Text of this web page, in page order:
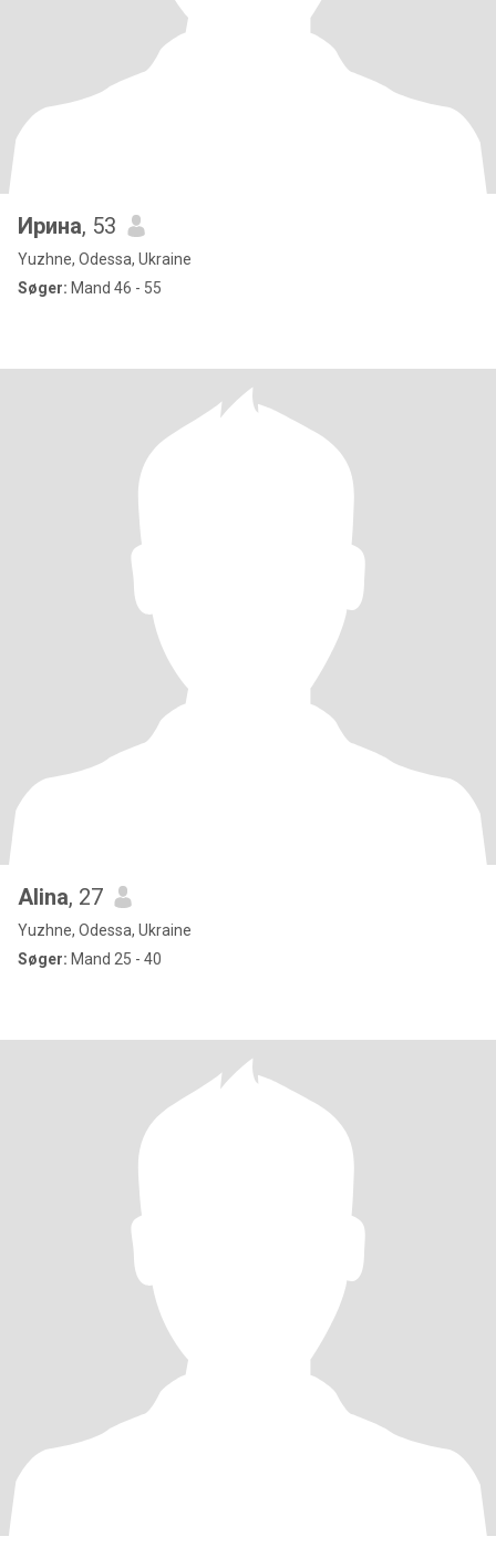
Ирина, 53
Yuzhne, Odessa, Ukraine
Søger: Mand 46 - 55
Alina, 27
Yuzhne, Odessa, Ukraine
Søger: Mand 25 - 40